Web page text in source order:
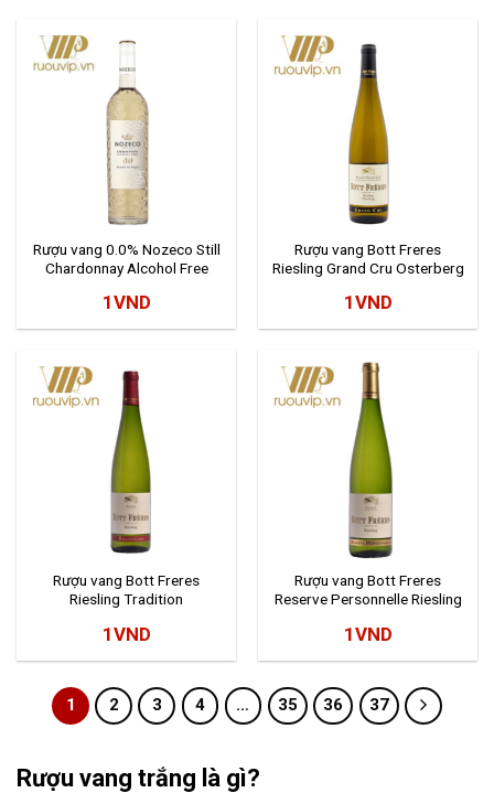
Rượu vang trắng là gì?
Rượu vang 0.0% Nozeco Still
Chardonnay Alcohol Free
1VND
Rượu vang Bott Freres
Riesling Grand Cru Osterberg
1VND
Rượu vang Bott Freres
Riesling Tradition
1VND
Rượu vang Bott Freres
Reserve Personnelle Riesling
1VND
1 2 3 4 … 35 36 37